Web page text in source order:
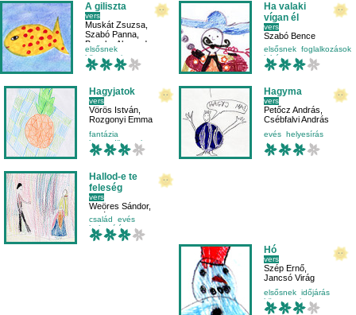
A giliszta
vers
Muskát Zsuzsa
Szabó Panna
Bocska Alexandra
elsősnek
környezetismeret
mese-vers
víz
Ha valaki
vígan él
vers
Szabó Bence
elsősnek foglalkozások
juhász
mese-vers
Hagyjatok
vers
Vörös István
Rozgonyi Emma
fantázia
harmadikosnak
helyesírás
Hagyma
vers
Petőcz András
Csébfalvi András
evés helyesírás
mese-vers
mondatfajták
Hallod-e te
feleség
vers
Weöres Sándor,
Halász Dani
Kuslits Kata
család
evés
helyesírás
iskolásoknak
Hó
vers
Szép Ernő
Jancsó Virág
elsősnek időjárás
környezetismeret
mese-vers